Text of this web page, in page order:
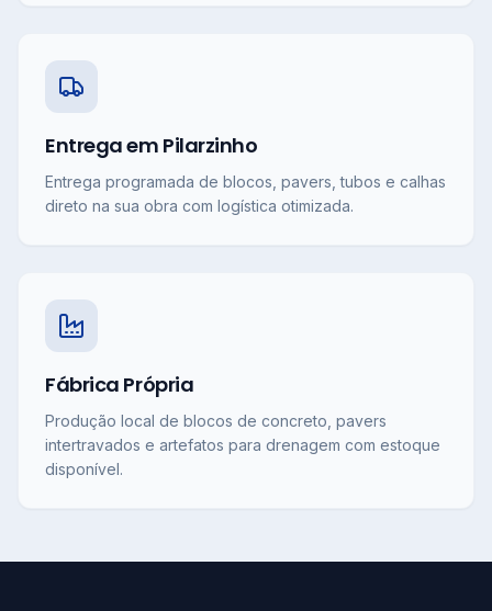
Entrega em Pilarzinho
Entrega programada de blocos, pavers, tubos e calhas
direto na sua obra com logística otimizada.
Fábrica Própria
Produção local de blocos de concreto, pavers
intertravados e artefatos para drenagem com estoque
disponível.